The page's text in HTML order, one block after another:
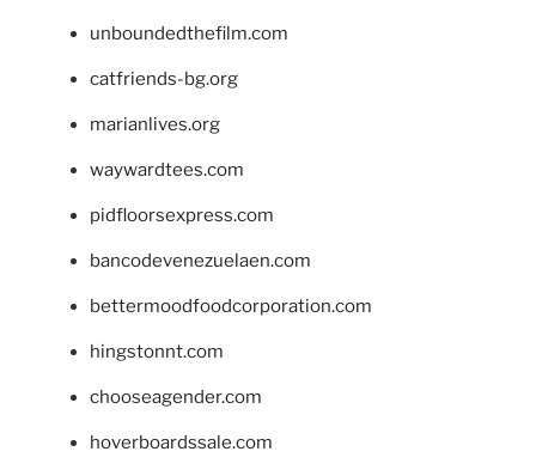
unboundedthefilm.com
catfriends-bg.org
marianlives.org
waywardtees.com
pidfloorsexpress.com
bancodevenezuelaen.com
bettermoodfoodcorporation.com
hingstonnt.com
chooseagender.com
hoverboardssale.com